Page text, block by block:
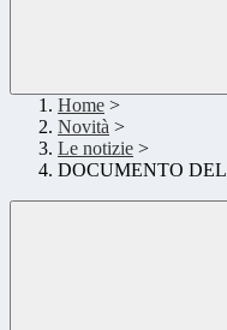
Home >
Novità >
Le notizie >
DOCUMENTO